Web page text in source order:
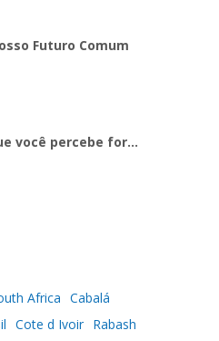
Futuro Comum
você percebe for...
Africa Cabalá
Cote d Ivoir Rabash